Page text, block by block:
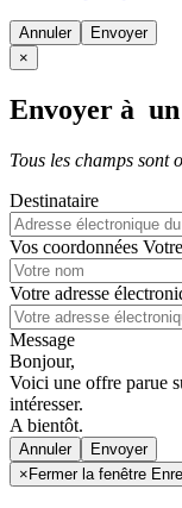
Annuler
×
Envoyer à
Tous les champs sont
Destinataire
Vos coordonnées
Votre adresse
Message
Bonjour,
Voici une offre parue
intéresser.
A bientôt.
Annuler
× Fermer la fenêtre